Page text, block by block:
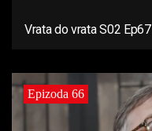
Vrata do vrata S02 Ep67
Epizoda 66